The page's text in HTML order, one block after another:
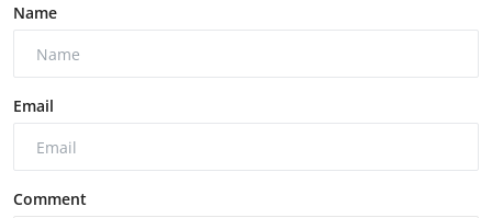
Name
Email
Comment